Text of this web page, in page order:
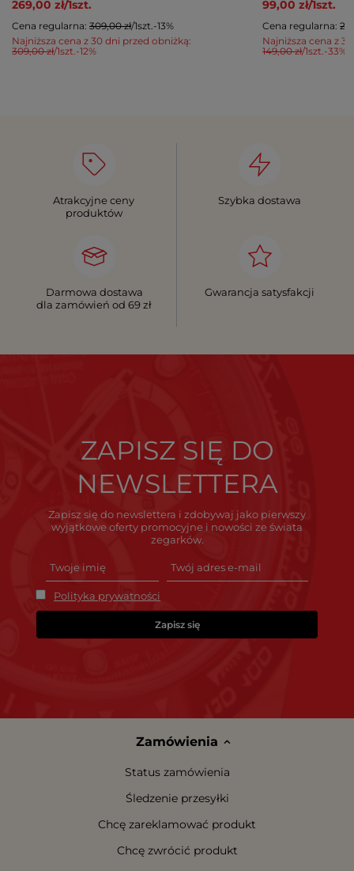
269,00 zł/1szt.
Najniższa cena z 30 dni przed obniżką:
309,00 zł/1szt.-12%
Cena regularna: 309,00 zł/1szt.-13%
99,00 zł/1szt.
Najniższa cena z
149,00 zł/1szt.-33%
Cena regularna:
Atrakcyjne ceny
produktów
Szybka dostawa
Darmowa dostawa
dla zamówień od 69 zł
Gwarancja satysfakcji
ZAPISZ SIĘ DO
NEWSLETTERA
Zapisz się do newslettera i zdobywaj jako pierwszy
wyjątkowe oferty promocyjne i nowości ze świata
zegarków.
Polityka prywatności
Zapisz się
Zamówienia
Status zamówienia
Śledzenie przesyłki
Chcę zareklamować produkt
Chcę zwrócić produkt